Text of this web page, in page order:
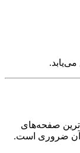
صفحه‌های
آن ضروری است.